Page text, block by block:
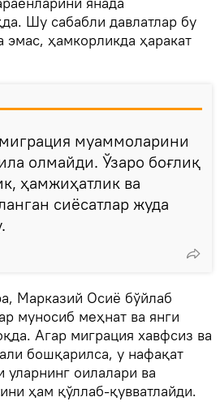
Шу сабабли давлатлар бу
эмас, ҳамкорликда ҳаракат
муаммоларини
олмайди. Ўзаро боғлиқ
ҳамжиҳатлик ва
сиёсатлар жуда
Марказий Осиё бўйлаб
муносиб меҳнат ва янги
Агар миграция хавфсиз ва
бошқарилса, у нафақат
уларнинг оилалари ва
ҳам қўллаб-қувватлайди.